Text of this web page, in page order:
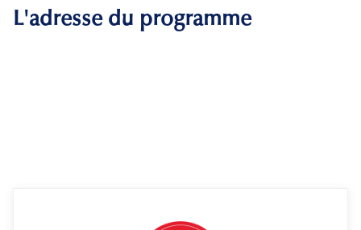
L'adresse du programme